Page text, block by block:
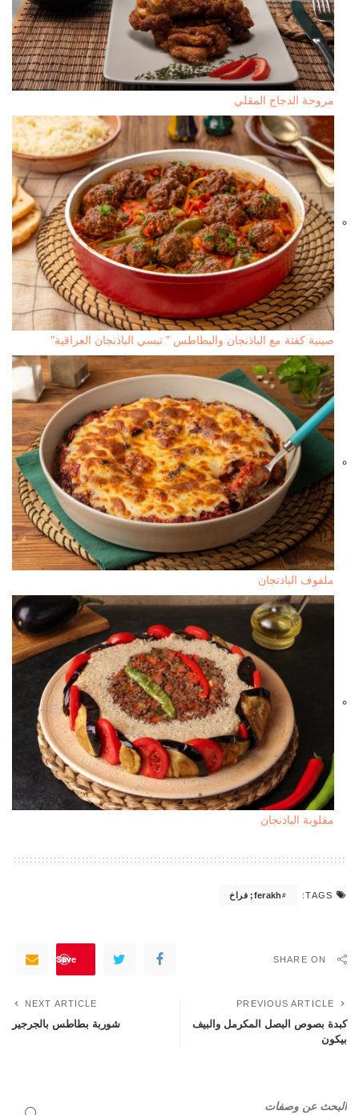
مروحة الدجاج المقلي
صينية كفتة مع الباذنجان والبطاطس " تبسي الباذنجان العراقية"
ملفوف الباذنجان
مقلوبة الباذنجان
TAGS: ferakh; فراخ
SHARE ON
Save
PREVIOUS ARTICLE
كبدة بصوص البصل المكرمل والبيف
بيكون
NEXT ARTICLE
شوربة بطاطس بالجرجير
البحث عن وصفات